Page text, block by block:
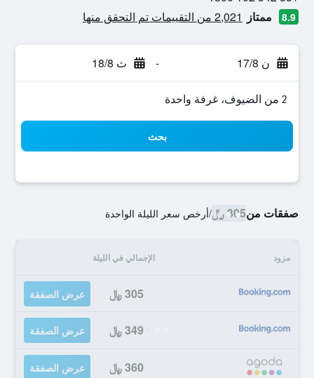
8.9 ممتاز 2,021 من التقييمات تم التحقق منها
ن 17/8 - ث 18/8
2 من الضيوف، غرفة واحدة
بحث
صفقات من305 ﷼ /أرخص سعر الليلة الواحدة
مزود الإجمالي في الليلة
305 ﷼ عرض الصفقة
349 ﷼ عرض الصفقة
360 ﷼ عرض الصفقة